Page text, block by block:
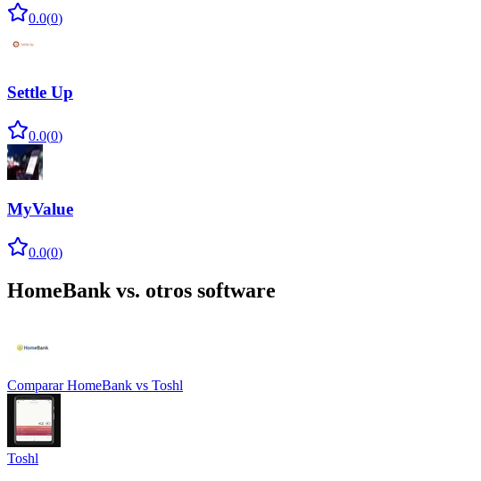
0.0(0)
Settle Up
0.0(0)
MyValue
0.0(0)
HomeBank vs. otros software
Comparar HomeBank vs Toshl
Toshl